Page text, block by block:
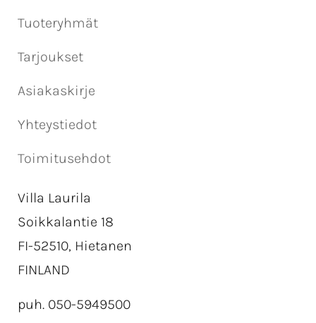
Tuoteryhmät
Tarjoukset
Asiakaskirje
Yhteystiedot
Toimitusehdot
Villa Laurila
Soikkalantie 18
FI-52510, Hietanen
FINLAND
puh. 050-5949500